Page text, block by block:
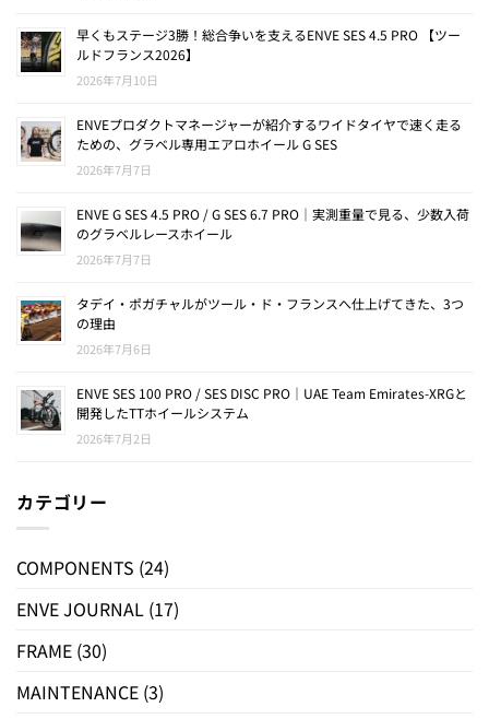
早くもステージ3勝！総合争いを支えるENVE SES 4.5 PRO 【ツー
ルドフランス2026】
2026年7月10日
ENVEプロダクトマネージャーが紹介するワイドタイヤで速く走る
ための、グラベル専用エアロホイール G SES
2026年7月7日
ENVE G SES 4.5 PRO / G SES 6.7 PRO｜実測重量で見る、少数入荷
のグラベルレースホイール
2026年7月7日
タデイ・ポガチャルがツール・ド・フランスへ仕上げてきた、3つ
の理由
2026年7月6日
ENVE SES 100 PRO / SES DISC PRO｜UAE Team Emirates-XRGと
開発したTTホイールシステム
2026年7月2日
カテゴリー
COMPONENTS (24)
ENVE JOURNAL (17)
FRAME (30)
MAINTENANCE (3)